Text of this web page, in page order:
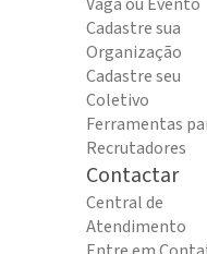
Cadastre sua
Organização
Cadastre seu
Coletivo
Ferramentas
Recrutadores
Contactar
Central de
Atendimento